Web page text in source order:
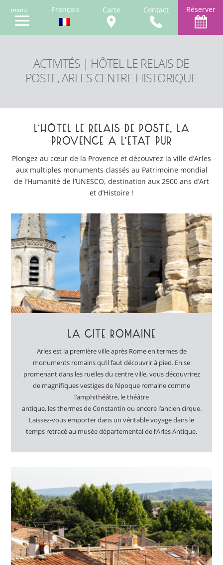
Français Carte Contact Réserver
ACTIVITÉS | HÔTEL LE RELAIS DE
POSTE, ARLES CENTRE HISTORIQUE
L’HÔTEL LE RELAIS DE POSTE, LA
PROVENCE À L’ÉTAT PUR
Plongez au cœur de la Provence et découvrez la ville d’Arles
aux multiples monuments classés au Patrimoine mondial
de l’Humanité de l’UNESCO, destination aux 2500 ans d’Art
et d’Histoire !
LA CITÉ ROMAINE
Arles est la première ville après Rome en termes de
monuments romains qu’il faut découvrir à pied. En se
promenant dans les ruelles du centre ville, vous découvrirez
de magnifiques vestiges de l’époque romaine comme
l’amphithéâtre, le théâtre
antique, les thermes de Constantin ou encore l’ancien cirque.
Laissez-vous emporter dans un véritable voyage dans le
temps retracé au musée départemental de l’Arles Antique.